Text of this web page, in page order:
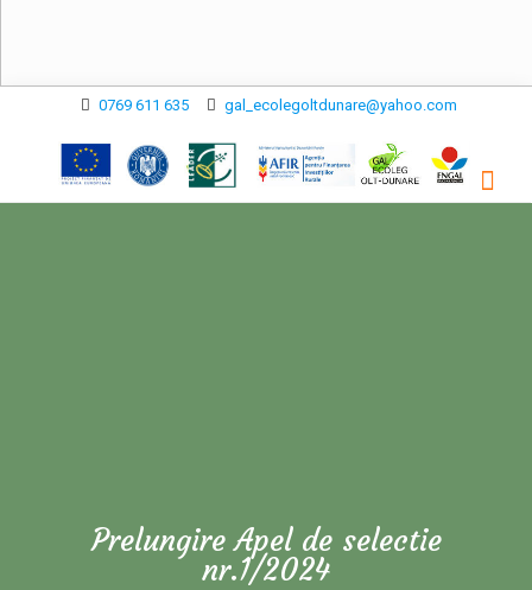
0769 611 635 gal_ecolegoltdunare@yahoo.com
Prelungire Apel de selectie
nr.1/2024